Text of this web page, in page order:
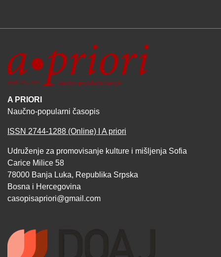
A PRIORI
Naučno-popularni časopis
ISSN 2744-1288 (Online) I A priori
Udruženje za promovisanje kulture i mišljenja Sofia
Carice Milice 58
78000 Banja Luka, Republika Srpska
Bosna i Hercegovina
casopisapriori@gmail.com